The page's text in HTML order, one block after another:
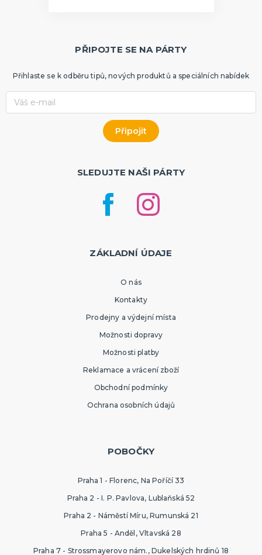
PŘIPOJTE SE NA PÁRTY
Přihlaste se k odběru tipů, nových produktů a speciálních nabídek
SLEDUJTE NAŠI PÁRTY
ZÁKLADNÍ ÚDAJE
O nás
Kontakty
Prodejny a výdejní místa
Možnosti dopravy
Možnosti platby
Reklamace a vrácení zboží
Obchodní podmínky
Ochrana osobních údajů
POBOČKY
Praha 1 - Florenc, Na Poříčí 33
Praha 2 - I. P. Pavlova, Lublaňská 52
Praha 2 - Náměstí Míru, Rumunská 21
Praha 5 - Anděl, Vltavská 28
Praha 7 - Strossmayerovo nám., Dukelských hrdinů 18